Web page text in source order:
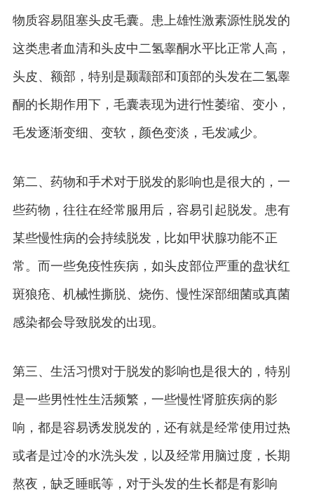
物质容易阻塞头皮毛囊。患上雄性激素源性脱发的
这类患者血清和头皮中二氢睾酮水平比正常人高，
头皮、额部，特别是颞颥部和顶部的头发在二氢睾
酮的长期作用下，毛囊表现为进行性萎缩、变小，
毛发逐渐变细、变软，颜色变淡，毛发减少。
第二、药物和手术对于脱发的影响也是很大的，一
些药物，往往在经常服用后，容易引起脱发。患有
某些慢性病的会持续脱发，比如甲状腺功能不正
常。而一些免疫性疾病，如头皮部位严重的盘状红
斑狼疮、机械性撕脱、烧伤、慢性深部细菌或真菌
感染都会导致脱发的出现。
第三、生活习惯对于脱发的影响也是很大的，特别
是一些男性性生活频繁，一些慢性肾脏疾病的影
响，都是容易诱发脱发的，还有就是经常使用过热
或者是过冷的水洗头发，以及经常用脑过度，长期
熬夜，缺乏睡眠等，对于头发的生长都是有影响